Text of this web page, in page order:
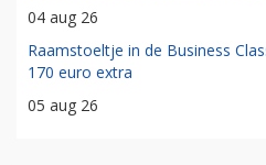
04 aug 26
Raamstoeltje in de Business
170 euro extra
05 aug 26